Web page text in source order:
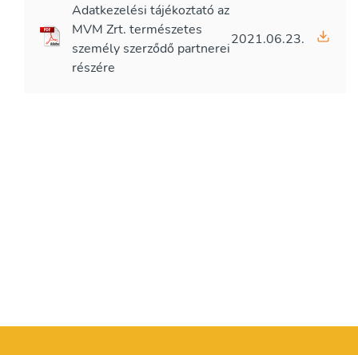
Adatkezelési tájékoztató az
MVM Zrt. természetes
személy szerződő partnerei
részére
2021.06.23.